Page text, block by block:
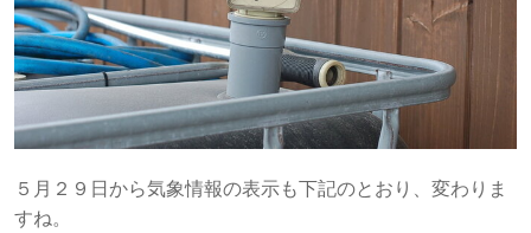
５月２９日から気象情報の表示も下記のとおり、変わりま
すね。